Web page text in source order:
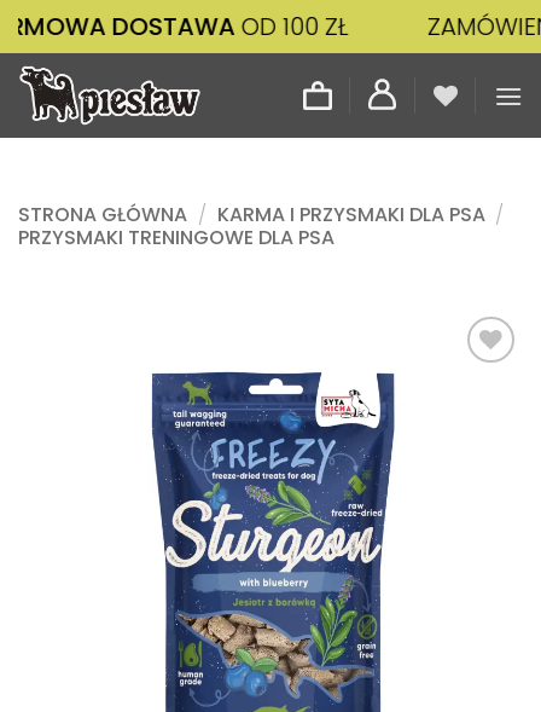
Przewiń
do
zawartości
DOSTAWAOD 100 ZŁ ZAMÓWIENIA
STRONA GŁÓWNA / KARMA I PRZYSMAKI DLA PSA /
PRZYSMAKI TRENINGOWE DLA PSA